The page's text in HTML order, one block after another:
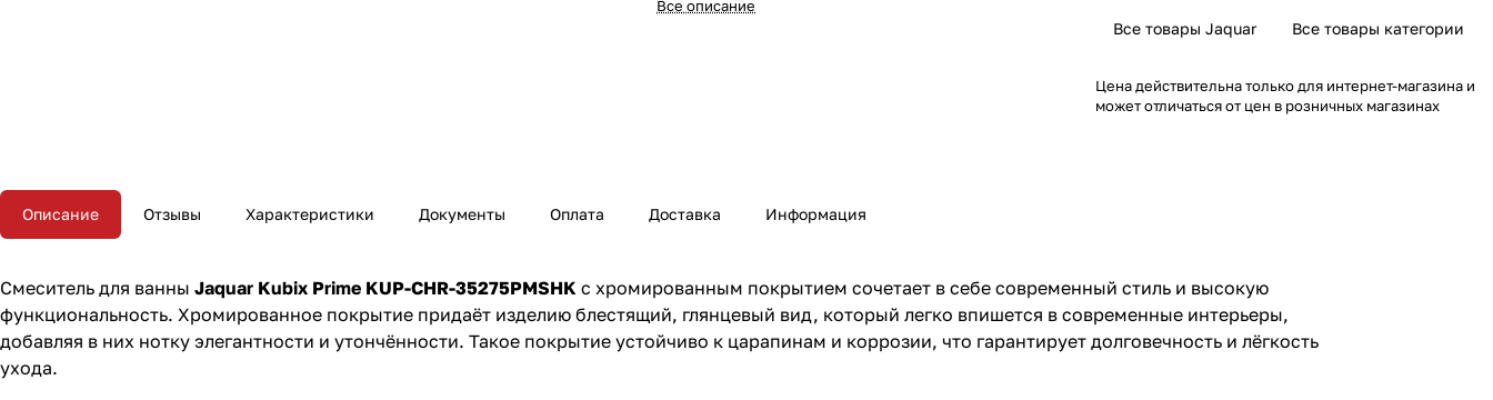
интерьеру.
Все описание
Все товары Jaquar Все товары категории
Цена действительна только для интернет-магазина и
может отличаться от цен в розничных магазинах
Описание Отзывы Характеристики Документы Оплата Доставка Информация
Смеситель для ванны Jaquar Kubix Prime KUP-CHR-35275PMSHK с хромированным покрытием сочетает в себе современный стиль и высокую
функциональность. Хромированное покрытие придаёт изделию блестящий, глянцевый вид, который легко впишется в современные интерьеры,
добавляя в них нотку элегантности и утончённости. Такое покрытие устойчиво к царапинам и коррозии, что гарантирует долговечность и лёгкость
ухода.